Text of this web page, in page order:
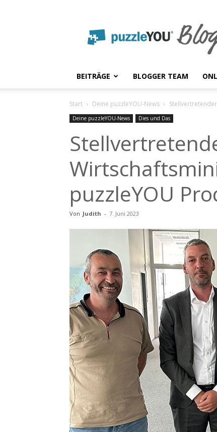
Blog
BEITRÄGE BLOGGER TEAM
Start Deine puzzleYOU-News
Deine puzzleYOU-News Dies und Das
puzzleYOU
Von Judith - 7. Juni 2023